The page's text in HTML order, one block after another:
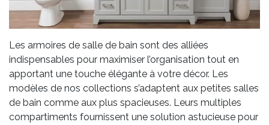
Les armoires de salle de bain sont des alliées
indispensables pour maximiser l’organisation tout en
apportant une touche élégante à votre décor. Les
modèles de nos collections s’adaptent aux petites salles
de bain comme aux plus spacieuses. Leurs multiples
compartiments fournissent une solution astucieuse pour